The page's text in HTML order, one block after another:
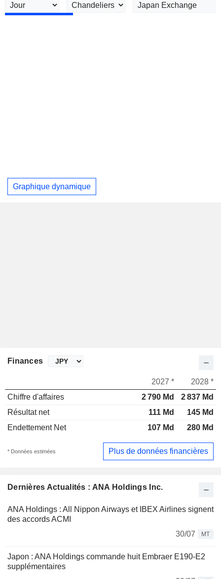
Graphique dynamique
Dernières Actualités : ANA Holdings Inc.
ANA Holdings : All Nippon Airways et IBEX Airlines signent
des accords ACMI
30/07
MT
Japon : ANA Holdings commande huit Embraer E190-E2
supplémentaires
Finances
2027 *
2028 *
Chiffre d'affaires
2 790 Md
2 837 Md
Résultat net
111 Md
145 Md
Endettement Net
107 Md 280 Md
* Données estimées Plus de données financières